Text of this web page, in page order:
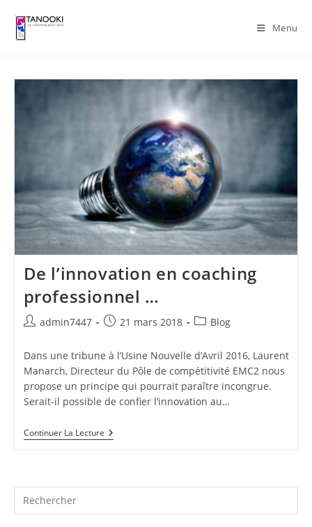
content
Menu
De l’innovation en coaching
professionnel …
Auteur/autrice
la
publication :
admin7447
Publication
21 mars 2018
PostBlog
Dans une tribune à l’Usine Nouvelle d’Avril 2016, Laurent
Manarch, Directeur du Pôle de compétitivité EMC2 nous
propose un principe qui pourrait paraître incongrue.
Serait-il possible de confier l’innovation au…
Continuer La LectureDe
L’innovation
…